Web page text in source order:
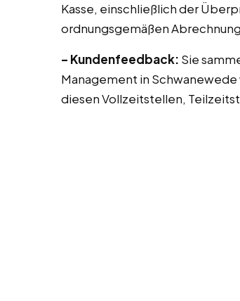
Kasse, einschließlich der
ordnungsgemäßen
– Kundenfeedback: Sie
Management in
diesen Vollzeitstellen,